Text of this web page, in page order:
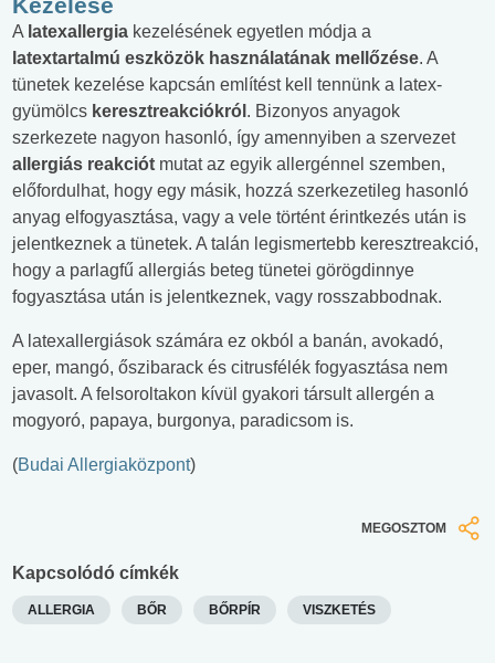
Kezelése
A latexallergia kezelésének egyetlen módja a
latextartalmú eszközök használatának mellőzése. A
tünetek kezelése kapcsán említést kell tennünk a latex-
gyümölcs keresztreakciókról . Bizonyos anyagok
szerkezete nagyon hasonló, így amennyiben a szervezet
allergiás reakciót mutat az egyik allergénnel szemben,
előfordulhat, hogy egy másik, hozzá szerkezetileg hasonló
anyag elfogyasztása, vagy a vele történt érintkezés után is
jelentkeznek a tünetek. A talán legismertebb keresztreakció,
hogy a parlagfű allergiás beteg tünetei görögdinnye
fogyasztása után is jelentkeznek, vagy rosszabbodnak.
A latexallergiások számára ez okból a banán, avokadó,
eper, mangó, őszibarack és citrusfélék fogyasztása nem
javasolt. A felsoroltakon kívül gyakori társult allergén a
mogyoró, papaya, burgonya, paradicsom is.
(Budai Allergiaközpont)
MEGOSZTOM
Kapcsolódó címkék
ALLERGIA BŐR BŐRPÍR VISZKETÉS